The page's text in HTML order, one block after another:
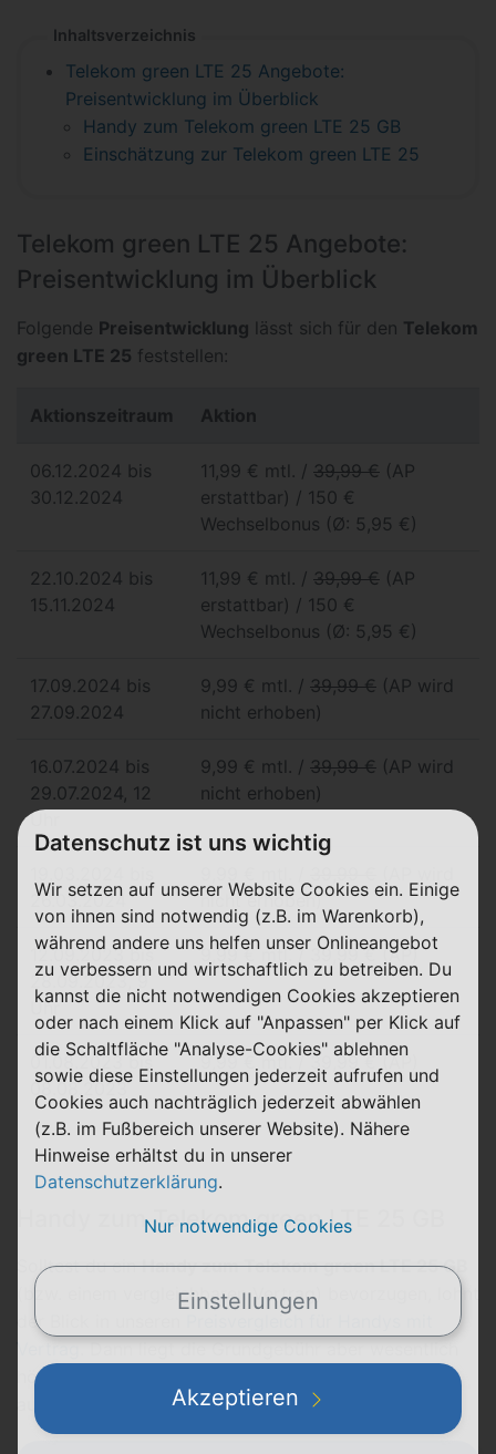
Inhaltsverzeichnis
Telekom green LTE 25 Angebote:
Preisentwicklung im Überblick
Handy zum Telekom green LTE 25 GB
Einschätzung zur Telekom green LTE 25
Telekom green LTE 25 Angebote:
Preisentwicklung im Überblick
Folgende Preisentwicklung lässt sich für den Telekom
green LTE 25 feststellen:
Aktionszeitraum Aktion
06.12.2024 bis
30.12.2024
11,99 € mtl. / 39,99 € (AP
erstattbar) / 150 €
Wechselbonus (Ø: 5,95 €)
22.10.2024 bis
15.11.2024
11,99 € mtl. / 39,99 € (AP
erstattbar) / 150 €
Wechselbonus (Ø: 5,95 €)
17.09.2024 bis
27.09.2024
9,99 € mtl. / 39,99 € (AP wird
nicht erhoben)
16.07.2024 bis
29.07.2024, 12
Uhr
9,99 € mtl. / 39,99 € (AP wird
nicht erhoben)
26.03.2024
nicht erhoben)
12.09.2023 bis
28.09.2023, 9
Uhr
9,99 € mtl. / 39,99 € (AP)
01.08.2023 bis
08.08.2023
9,99 € mtl. / 39,99 € (AP)
Handy zum Telekom green LTE 25 GB
Solltest du einHandy zum Telekom green LTE 25 GB
(bzw. einem vergleichbaren Vertrag) bevorzugen, lohnt
der Blick in unseren
Preisvergleich für Handys mit
höher, sodass du dir den Geräte-Gegenwert gut
ausrechnen solltest.
Datenschutz ist uns wichtig
Wir setzen auf unserer Website Cookies ein. Einige
von ihnen sind notwendig (z.B. im Warenkorb),
während andere uns helfen unser Onlineangebot
zu verbessern und wirtschaftlich zu betreiben. Du
kannst die nicht notwendigen Cookies akzeptieren
oder nach einem Klick auf "Anpassen" per Klick auf
die Schaltfläche "Analyse-Cookies" ablehnen
sowie diese Einstellungen jederzeit aufrufen und
Cookies auch nachträglich jederzeit abwählen
(z.B. im Fußbereich unserer Website). Nähere
Hinweise erhältst du in unserer
Datenschutzerklärung.
Nur notwendige Cookies
Einstellungen
Akzeptieren